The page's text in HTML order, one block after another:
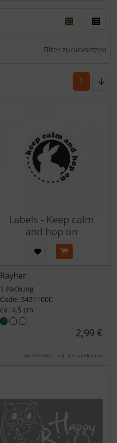
Filter zurücksetzen
1
Labels - Keep calm
and hop on
Rayher
1 Packung
Code: 34311000
ca. 4,5 cm
2,99 €
inkl. 19 % MwSt. zzgl. Versandkosten